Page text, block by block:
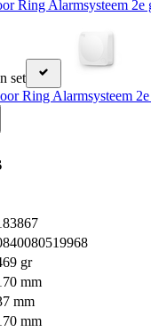
Ring Alarmsysteem 2e
set
Ring Alarmsysteem 2e
gr
mm
mm
mm